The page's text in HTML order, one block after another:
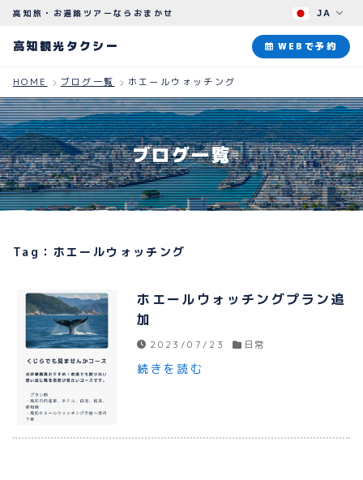
高知観光タクシー
ABOUT
観光タクシーについて
PLAN
観光プラン
ブログ
よくある質問
プライバシーポリシー
お問い合わせ
JA
高知旅・お遍路ツアーならおまかせ
高知観光タクシー WEBで予約
HOME ブログ一覧 ホエールウォッチング
ブログ一覧
Tag：ホエールウォッチング
ホエールウォッチングプラン追
加
2023/07/23 日常
続きを読む